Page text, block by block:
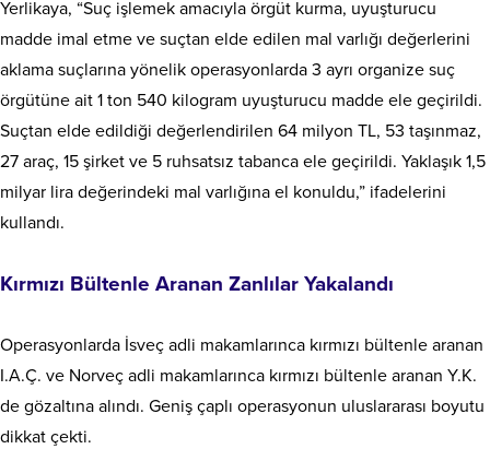
Yerlikaya, “Suç işlemek amacıyla örgüt kurma, uyuşturucu
madde imal etme ve suçtan elde edilen mal varlığı değerlerini
aklama suçlarına yönelik operasyonlarda 3 ayrı organize suç
örgütüne ait 1 ton 540 kilogram uyuşturucu madde ele geçirildi.
Suçtan elde edildiği değerlendirilen 64 milyon TL, 53 taşınmaz,
27 araç, 15 şirket ve 5 ruhsatsız tabanca ele geçirildi. Yaklaşık 1,5
milyar lira değerindeki mal varlığına el konuldu,” ifadelerini
kullandı.
Kırmızı Bültenle Aranan Zanlılar Yakalandı
Operasyonlarda İsveç adli makamlarınca kırmızı bültenle aranan
I.A.Ç. ve Norveç adli makamlarınca kırmızı bültenle aranan Y.K.
de gözaltına alındı. Geniş çaplı operasyonun uluslararası boyutu
dikkat çekti.